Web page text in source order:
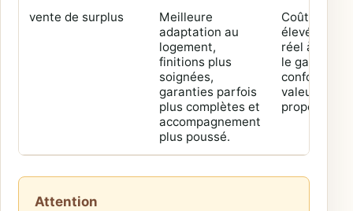
vente de surplus
Meilleure
adaptation au
logement,
finitions plus
soignées,
garanties parfois
plus complètes et
accompagnement
plus poussé.
Coût initial
élevé et
réel à
le gain de
confort ou
valeur n’est
Attention